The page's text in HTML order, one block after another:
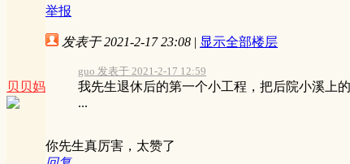
举报
贝贝妈
发表于 2021-2-17 23:08 | 显示全部楼层
guo 发表于 2021-2-17 12:59
我先生退休后的第一个小工程，把后院小溪上
...
你先生真厉害，太赞了